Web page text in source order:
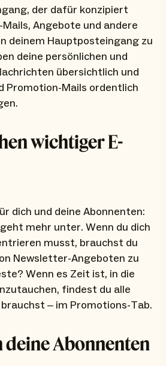
der dafür konzipiert
Angebote und andere
deinem Hauptposteingang zu
deine persönlichen und
übersichtlich und
Promotion-Mails ordentlich
wichtiger E-
dich und deine Abonnenten:
mehr unter. Wenn du dich
musst, brauchst du
Newsletter-Angeboten zu
Wenn es Zeit ist, in die
findest du alle
– im Promotions-Tab.
deine Abonnenten